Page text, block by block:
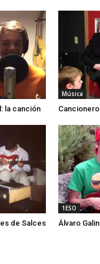
la canción
Música
de Salces
1ESO
Álvaro